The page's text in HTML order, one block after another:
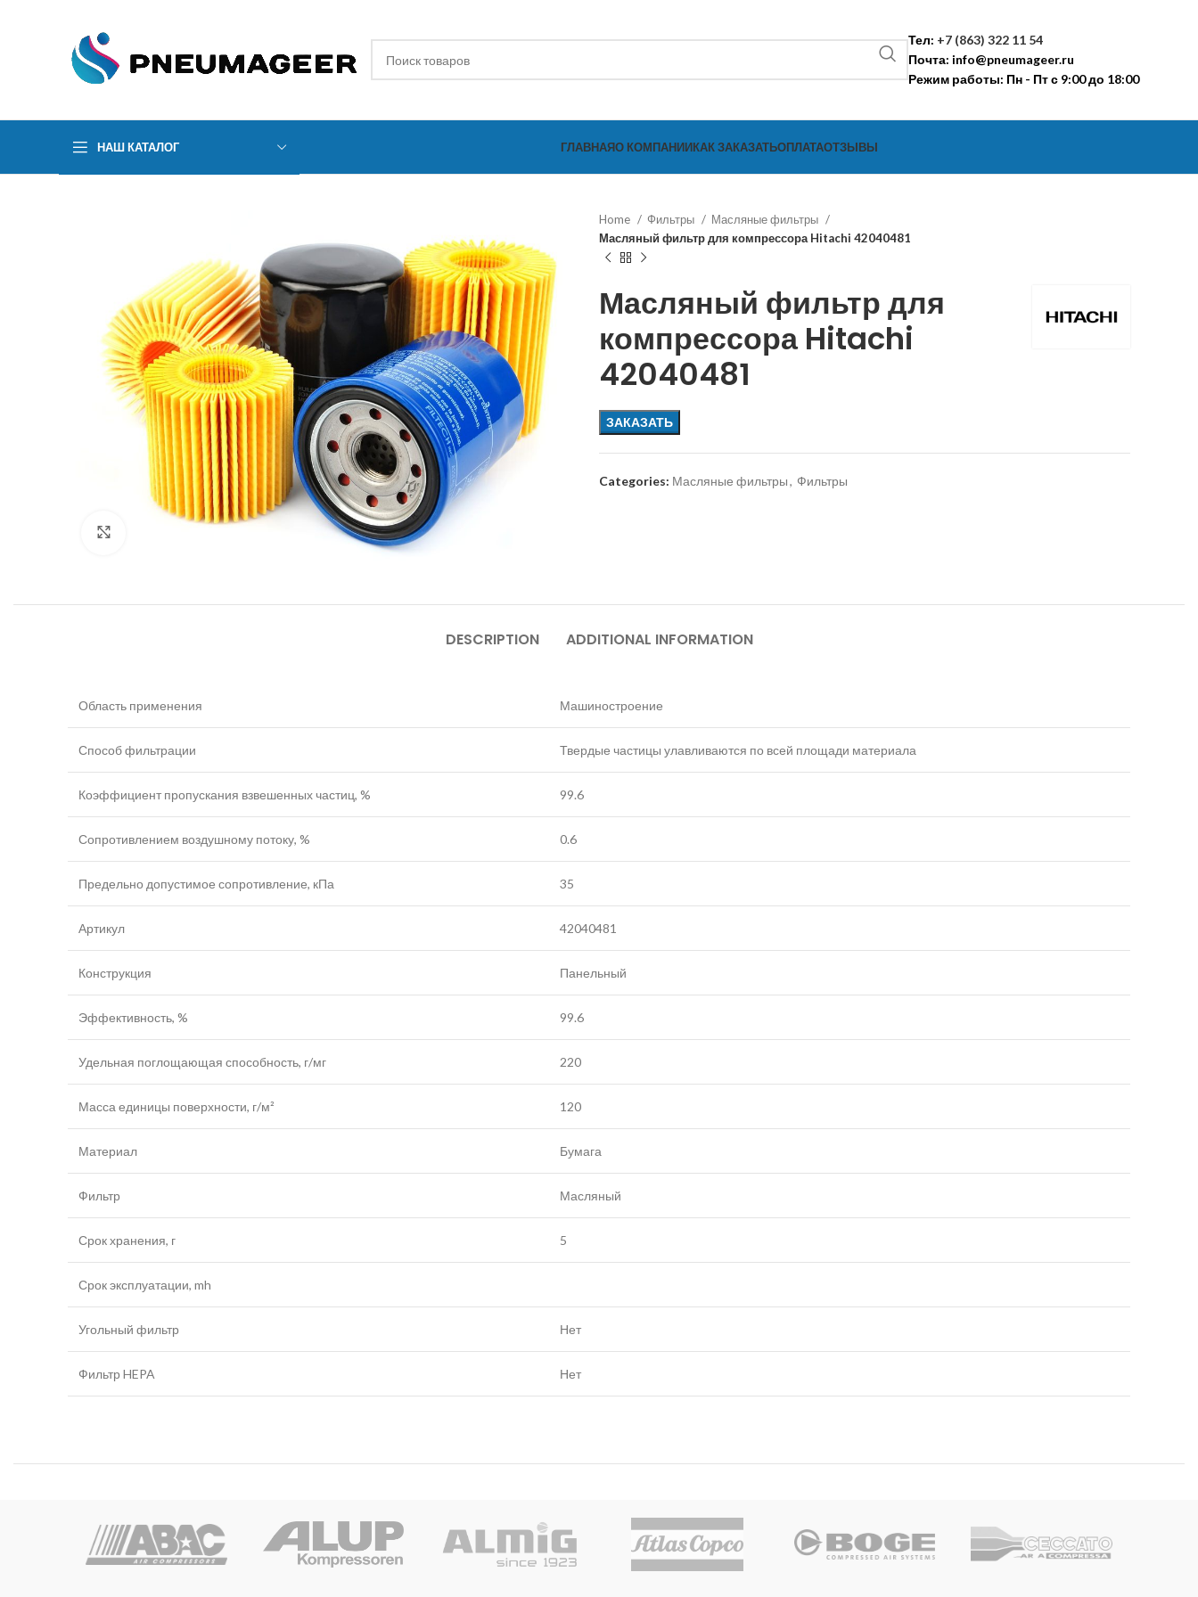
Тел: +7 (863) 322 11 54
Почта: info@pneumageer.ru
Режим работы: Пн - Пт с 9:00 до 18:00
НАШ КАТАЛОГ ГЛАВНАЯО КОМПАНИИКАК ЗАКАЗАТЬОПЛАТАОТЗЫВЫ
Home Фильтры
Масляные фильтры
Масляный фильтр для компрессора Hitachi 42040481
Масляный фильтр для
компрессора Hitachi
42040481
ЗАКАЗАТЬ
Categories: Масляные фильтры, Фильтры
DESCRIPTION ADDITIONAL INFORMATION
Область применения Машиностроение
Способ фильтрации Твердые частицы улавливаются по всей площади материала
Коэффициент пропускания взвешенных частиц, % 99.6
Сопротивлением воздушному потоку, % 0.6
Предельно допустимое сопротивление, кПа 35
Артикул 42040481
Конструкция Панельный
Эффективность, % 99.6
Удельная поглощающая способность, г/мг 220
Масса единицы поверхности, г/м² 120
Материал Бумага
Фильтр Масляный
Срок хранения, г 5
Срок эксплуатации, mh
Угольный фильтр Нет
Фильтр HEPA Нет